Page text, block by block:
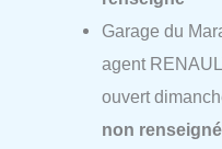
Garage du
agent
ouvert
non renseigné